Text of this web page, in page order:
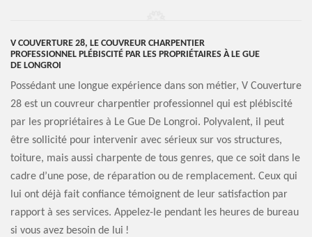
V COUVERTURE 28, LE COUVREUR CHARPENTIER
PROFESSIONNEL PLÉBISCITÉ PAR LES PROPRIÉTAIRES À LE GUE
DE LONGROI
Possédant une longue expérience dans son métier, V Couverture
28 est un couvreur charpentier professionnel qui est plébiscité
par les propriétaires à Le Gue De Longroi. Polyvalent, il peut
être sollicité pour intervenir avec sérieux sur vos structures,
toiture, mais aussi charpente de tous genres, que ce soit dans le
cadre d’une pose, de réparation ou de remplacement. Ceux qui
lui ont déjà fait confiance témoignent de leur satisfaction par
rapport à ses services. Appelez-le pendant les heures de bureau
si vous avez besoin de lui !